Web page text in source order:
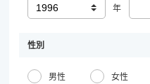
年
性別
男性 女性